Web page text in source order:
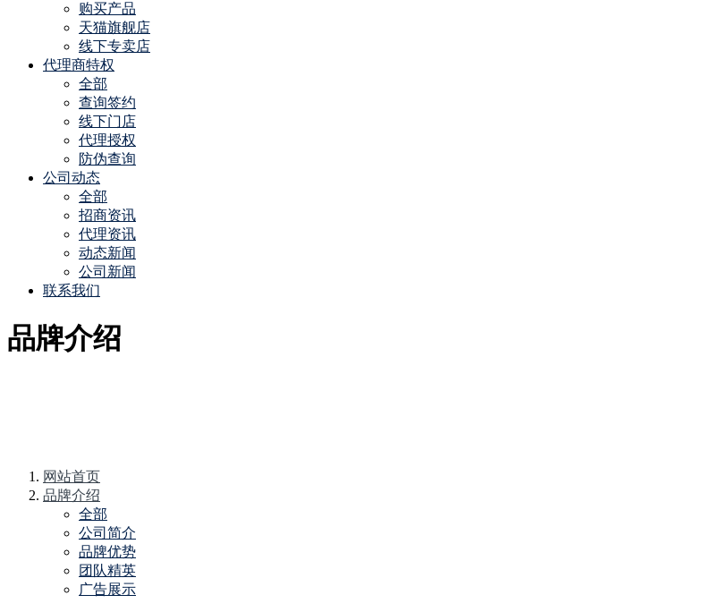
购买产品
天猫旗舰店
线下专卖店
代理商特权
全部
查询签约
线下门店
代理授权
防伪查询
公司动态
全部
招商资讯
代理资讯
动态新闻
公司新闻
联系我们
品牌介绍
网站首页
品牌介绍
全部
公司简介
品牌优势
团队精英
广告展示